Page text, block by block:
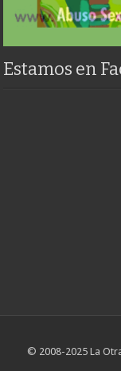
Estamos en
© 2008-2025 La